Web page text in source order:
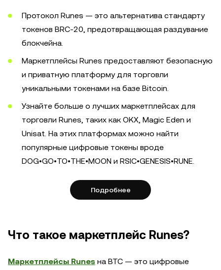
Протокол Runes — это альтернатива стандарту
токенов BRC-20, предотвращающая раздувание
блокчейна.
Маркетплейсы Runes предоставляют безопасную
и приватную платформу для торговли
уникальными токенами на базе Bitcoin.
Узнайте больше о лучших маркетплейсах для
торговли Runes, таких как OKX, Magic Eden и
Unisat. На этих платформах можно найти
популярные цифровые токены вроде
DOG•GO•TO•THE•MOON и RSIC•GENESIS•RUNE.
Подробнее
Что такое маркетплейс Runes?
Маркетплейсы Runes на BTC — это цифровые